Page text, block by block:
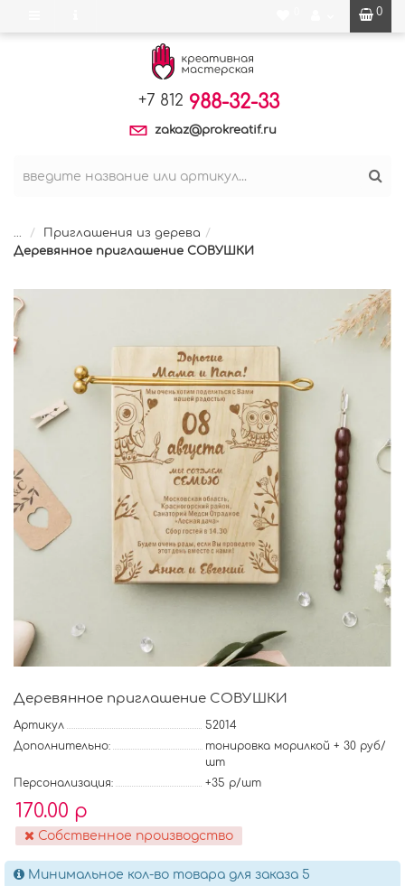
0
+7 812 988-32-33
zakaz@prokreatif.ru
...
Приглашения из дерева
Деревянное приглашение СОВУШКИ
Деревянное приглашение СОВУШКИ
Артикул
52014
Дополнительно:
тонировка морилкой + 30 руб/
шт
Персонализация:
+35 р/шт
170.00 р
Собственное производство
Минимальное кол-во товара для заказа 5